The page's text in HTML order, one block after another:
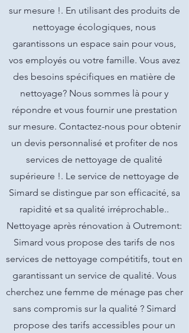
sur mesure !. En utilisant des produits de
nettoyage écologiques, nous
garantissons un espace sain pour vous,
vos employés ou votre famille. Vous avez
des besoins spécifiques en matière de
nettoyage? Nous sommes là pour y
répondre et vous fournir une prestation
sur mesure. Contactez-nous pour obtenir
un devis personnalisé et profiter de nos
services de nettoyage de qualité
supérieure !. Le service de nettoyage de
Simard se distingue par son efficacité, sa
rapidité et sa qualité irréprochable..
Nettoyage après rénovation à Outremont:
Simard vous propose des tarifs de nos
services de nettoyage compétitifs, tout en
garantissant un service de qualité. Vous
cherchez une femme de ménage pas cher
sans compromis sur la qualité ? Simard
propose des tarifs accessibles pour un